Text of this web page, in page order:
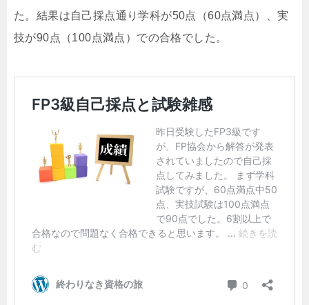
た。結果は自己採点通り学科が50点（60点満点）、実
技が90点（100点満点）での合格でした。